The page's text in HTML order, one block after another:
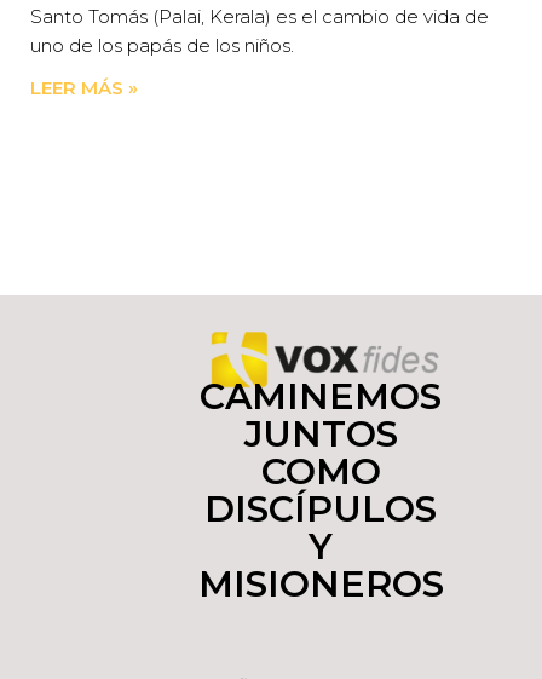
Santo Tomás (Palai, Kerala) es el cambio de vida de
uno de los papás de los niños.
LEER MÁS »
CAMINEMOS
JUNTOS
COMO
DISCÍPULOS
Y
MISIONEROS